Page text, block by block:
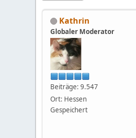
Kathrin
Globaler Moderator
Beiträge: 9.547
Ort: Hessen
Gespeichert